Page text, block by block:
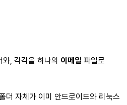
, 각각을 하나의 이메일 파일로
더 자체가 이미 안드로이드와 리눅스